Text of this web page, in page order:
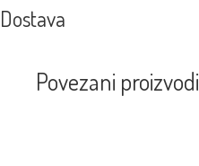
Dostava
Povezani proizvodi